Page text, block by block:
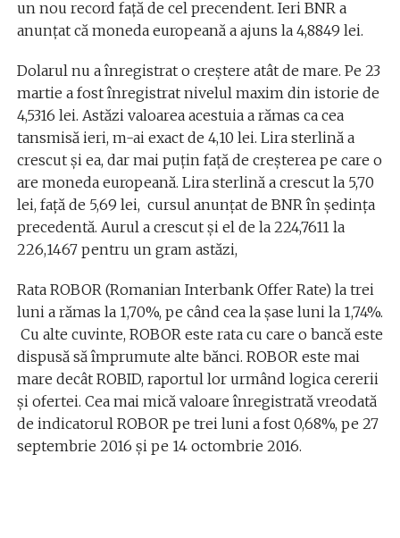
un nou record față de cel precendent. Ieri BNR a
anunțat că moneda europeană a ajuns la 4,8849 lei.
Dolarul nu a înregistrat o creștere atât de mare. Pe 23
martie a fost înregistrat nivelul maxim din istorie de
4,5316 lei. Astăzi valoarea acestuia a rămas ca cea
tansmisă ieri, m-ai exact de 4,10 lei. Lira sterlină a
crescut și ea, dar mai puțin față de creșterea pe care o
are moneda europeană. Lira sterlină a crescut la 5,70
lei, faţă de 5,69 lei, cursul anunţat de BNR în şedinţa
precedentă. Aurul a crescut și el de la 224,7611 la
226,1467 pentru un gram astăzi,
Rata ROBOR (Romanian Interbank Offer Rate) la trei
luni a rămas la 1,70%, pe când cea la șase luni la 1,74%.
Cu alte cuvinte, ROBOR este rata cu care o bancă este
dispusă să împrumute alte bănci. ROBOR este mai
mare decât ROBID, raportul lor urmând logica cererii
și ofertei. Cea mai mică valoare înregistrată vreodată
de indicatorul ROBOR pe trei luni a fost 0,68%, pe 27
septembrie 2016 și pe 14 octombrie 2016.